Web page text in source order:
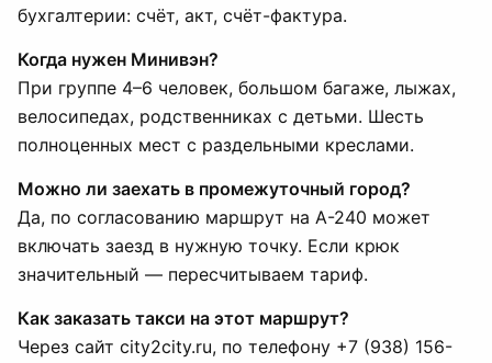
бухгалтерии: счёт, акт, счёт-фактура.
Когда нужен Минивэн?
При группе 4–6 человек, большом багаже, лыжах,
велосипедах, родственниках с детьми. Шесть
полноценных мест с раздельными креслами.
Можно ли заехать в промежуточный город?
Да, по согласованию маршрут на А-240 может
включать заезд в нужную точку. Если крюк
значительный — пересчитываем тариф.
Как заказать такси на этот маршрут?
Через сайт city2city.ru, по телефону +7 (938) 156-